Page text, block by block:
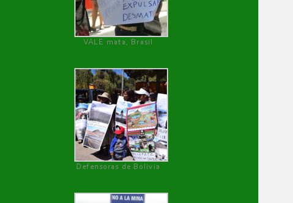
VALE mata, Brasil
Defensoras de Bolivia